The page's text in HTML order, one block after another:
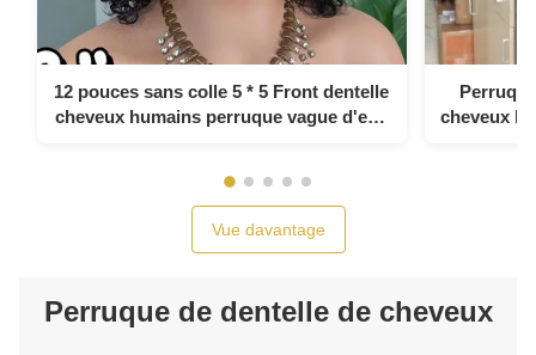
12 pouces sans colle 5 * 5 Front dentelle
cheveux humains perruque vague d'eau
cheveux
Vue davantage
Perruque de dentelle de cheveux